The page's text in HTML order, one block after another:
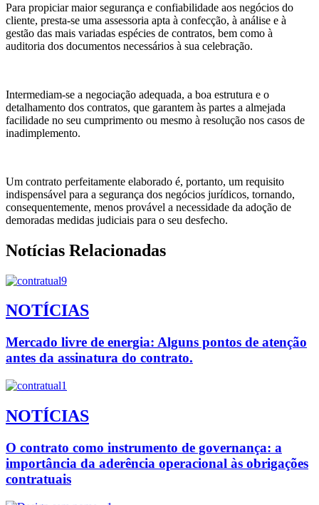
Para propiciar maior segurança e confiabilidade aos negócios do
cliente, presta-se uma assessoria apta à confecção, à análise e à
gestão das mais variadas espécies de contratos, bem como à
auditoria dos documentos necessários à sua celebração.
Intermediam-se a negociação adequada, a boa estrutura e o
detalhamento dos contratos, que garantem às partes a almejada
facilidade no seu cumprimento ou mesmo à resolução nos casos de
inadimplemento.
Um contrato perfeitamente elaborado é, portanto, um requisito
indispensável para a segurança dos negócios jurídicos, tornando,
consequentemente, menos provável a necessidade da adoção de
demoradas medidas judiciais para o seu desfecho.
Notícias Relacionadas
NOTÍCIAS
Mercado livre de energia: Alguns pontos de atenção
antes da assinatura do contrato.
NOTÍCIAS
O contrato como instrumento de governança: a
importância da aderência operacional às obrigações
contratuais